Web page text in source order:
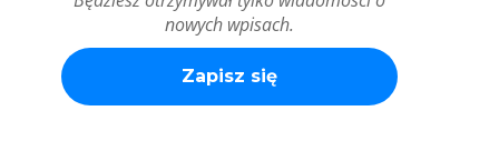
nowych wpisach.